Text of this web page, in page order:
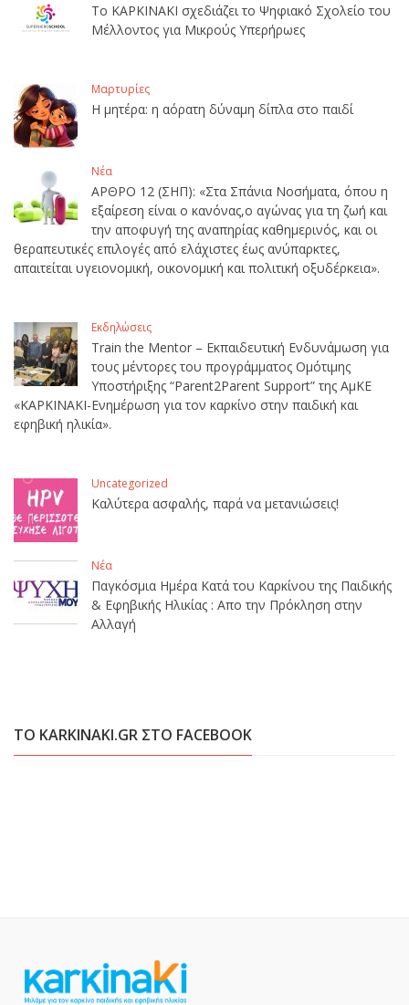
Το ΚΑΡΚΙΝΑΚΙ σχεδιάζει το Ψηφιακό Σχολείο του
Μέλλοντος για Μικρούς Υπερήρωες
Μαρτυρίες
Η μητέρα: η αόρατη δύναμη δίπλα στο παιδί
Νέα
ΑΡΘΡΟ 12 (ΣΗΠ): «Στα Σπάνια Νοσήματα, όπου η
εξαίρεση είναι ο κανόνας,ο αγώνας για τη ζωή και
την αποφυγή της αναπηρίας καθημερινός, και οι
θεραπευτικές επιλογές από ελάχιστες έως ανύπαρκτες,
απαιτείται υγειονομική, οικονομική και πολιτική οξυδέρκεια».
Εκδηλώσεις
Train the Mentor – Εκπαιδευτική Ενδυνάμωση για
τους μέντορες του προγράμματος Ομότιμης
Υποστήριξης “Parent2Parent Support” της ΑμΚΕ
«ΚΑΡΚΙΝΑΚΙ-Ενημέρωση για τον καρκίνο στην παιδική και
εφηβική ηλικία».
Uncategorized
Καλύτερα ασφαλής, παρά να μετανιώσεις!
Νέα
Παγκόσμια Ημέρα Κατά του Καρκίνου της Παιδικής
& Εφηβικής Ηλικίας : Απο την Πρόκληση στην
Αλλαγή
ΤΟ KARKINAKI.GR ΣΤΟ FACEBOOK